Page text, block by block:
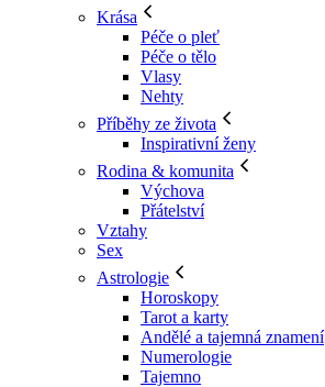
Krása
Péče o pleť
Péče o tělo
Vlasy
Nehty
Příběhy ze života
Inspirativní ženy
Rodina & komunita
Výchova
Přátelství
Vztahy
Sex
Astrologie
Horoskopy
Tarot a karty
Andělé a tajemná znamení
Numerologie
Tajemno